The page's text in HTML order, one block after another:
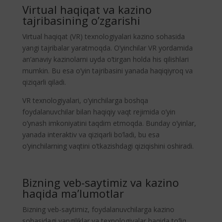
Virtual haqiqat va kazino
tajribasining o’zgarishi
Virtual haqiqat (VR) texnologiyalari kazino sohasida
yangi tajribalar yaratmoqda. O’yinchilar VR yordamida
an’anaviy kazinolarni uyda o’tirgan holda his qilishlari
mumkin. Bu esa o’yin tajribasini yanada haqiqiyroq va
qiziqarli qiladi.
VR texnologiyalari, o’yinchilarga boshqa
foydalanuvchilar bilan haqiqiy vaqt rejimida o’yin
o’ynash imkoniyatini taqdim etmoqda. Bunday o’yinlar,
yanada interaktiv va qiziqarli bo’ladi, bu esa
o’yinchilarning vaqtini o’tkazishdagi qiziqishini oshiradi.
Bizning veb-saytimiz va kazino
haqida ma’lumotlar
Bizning veb-saytimiz, foydalanuvchilarga kazino